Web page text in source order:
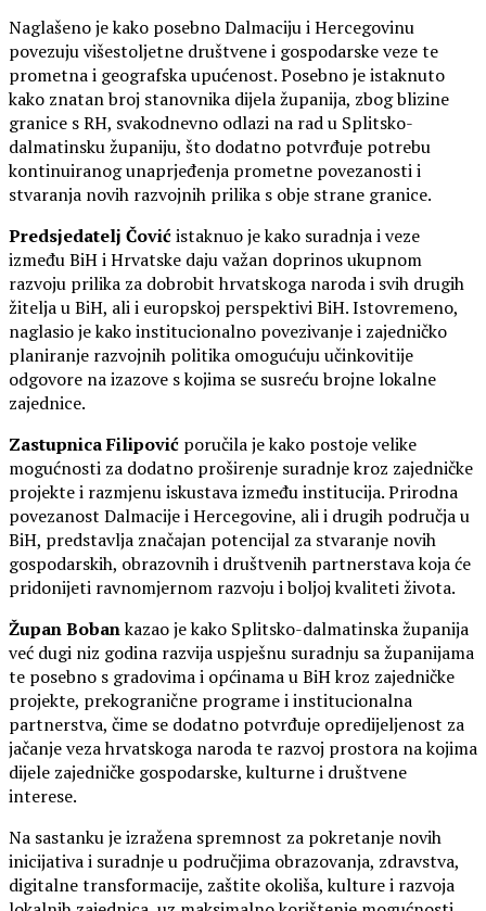
Naglašeno je kako posebno Dalmaciju i Hercegovinu
povezuju višestoljetne društvene i gospodarske veze te
prometna i geografska upućenost. Posebno je istaknuto
kako znatan broj stanovnika dijela županija, zbog blizine
granice s RH, svakodnevno odlazi na rad u Splitsko-
dalmatinsku županiju, što dodatno potvrđuje potrebu
kontinuiranog unaprjeđenja prometne povezanosti i
stvaranja novih razvojnih prilika s obje strane granice.
Predsjedatelj Čovićistaknuo je kako suradnja i veze
između BiH i Hrvatske daju važan doprinos ukupnom
razvoju prilika za dobrobit hrvatskoga naroda i svih drugih
žitelja u BiH, ali i europskoj perspektivi BiH. Istovremeno,
naglasio je kako institucionalno povezivanje i zajedničko
planiranje razvojnih politika omogućuju učinkovitije
odgovore na izazove s kojima se susreću brojne lokalne
zajednice.
Zastupnica Filipović poručila je kako postoje velike
mogućnosti za dodatno proširenje suradnje kroz zajedničke
projekte i razmjenu iskustava između institucija. Prirodna
povezanost Dalmacije i Hercegovine, ali i drugih područja u
BiH, predstavlja značajan potencijal za stvaranje novih
gospodarskih, obrazovnih i društvenih partnerstava koja će
pridonijeti ravnomjernom razvoju i boljoj kvaliteti života.
Župan Bobankazao je kako Splitsko-dalmatinska županija
već dugi niz godina razvija uspješnu suradnju sa županijama
te posebno s gradovima i općinama u BiH kroz zajedničke
projekte, prekogranične programe i institucionalna
partnerstva, čime se dodatno potvrđuje opredijeljenost za
jačanje veza hrvatskoga naroda te razvoj prostora na kojima
dijele zajedničke gospodarske, kulturne i društvene
interese.
Na sastanku je izražena spremnost za pokretanje novih
inicijativa i suradnje u područjima obrazovanja, zdravstva,
digitalne transformacije, zaštite okoliša, kulture i razvoja